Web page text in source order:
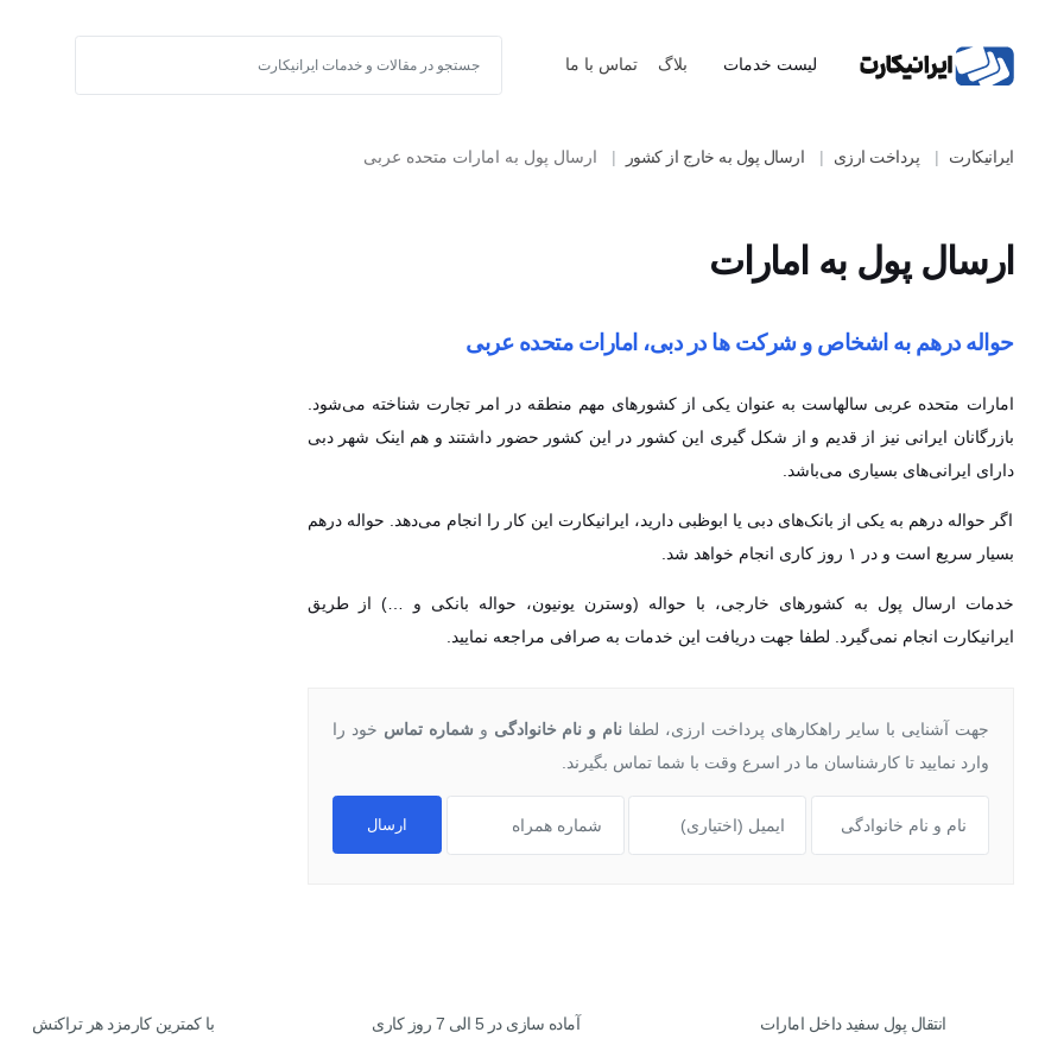
لیست خدمات بلاگ تماس با ما
ایرانیکارت پرداخت ارزی ارسال پول به خارج از کشور ارسال پول به امارات متحده عربی
ارسال پول به امارات
حواله درهم به اشخاص و شرکت ها در دبی، امارات متحده عربی
امارات متحده عربی سالهاست به عنوان یکی از کشورهای مهم منطقه در امر تجارت شناخته می‌شود.
بازرگانان ایرانی نیز از قدیم و از شکل گیری این کشور در این کشور حضور داشتند و هم اینک شهر دبی
دارای ایرانی‌های بسیاری می‌باشد.
اگر حواله درهم به یکی از بانک‌های دبی یا ابوظبی دارید، ایرانیکارت این کار را انجام می‌دهد. حواله درهم
بسیار سریع است و در ۱ روز کاری انجام خواهد شد.
خدمات ارسال پول به کشورهای خارجی، با حواله (وسترن یونیون، حواله بانکی و …) از طریق
ایرانیکارت انجام نمی‌گیرد. لطفا جهت دریافت این خدمات به صرافی مراجعه نمایید.
جهت آشنایی با سایر راهکارهای پرداخت ارزی، لطفا نام و نام خانوادگی و شماره تماس خود را
وارد نمایید تا کارشناسان ما در اسرع وقت با شما تماس بگیرند.
ارسال
انتقال پول سفید داخل امارات آماده سازی در 5 الی 7 روز کاری با کمترین کارمزد هر تراکنش